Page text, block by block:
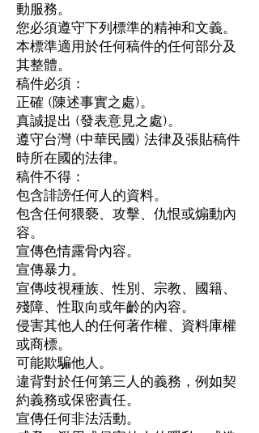
動服務。
您必須遵守下列標準的精神和文義。
本標準適用於任何稿件的任何部分及
其整體。
稿件必須：
正確 (陳述事實之處)。
真誠提出 (發表意見之處)。
遵守台灣 (中華民國) 法律及張貼稿件
時所在國的法律。
稿件不得：
包含誹謗任何人的資料。
包含任何猥褻、攻擊、仇恨或煽動內
容。
宣傳色情露骨內容。
宣傳暴力。
宣傳歧視種族、性別、宗教、國籍、
殘障、性取向或年齡的內容。
侵害其他人的任何著作權、資料庫權
或商標。
可能欺騙他人。
違背對於任何第三人的義務，例如契
約義務或保密責任。
宣傳任何非法活動。